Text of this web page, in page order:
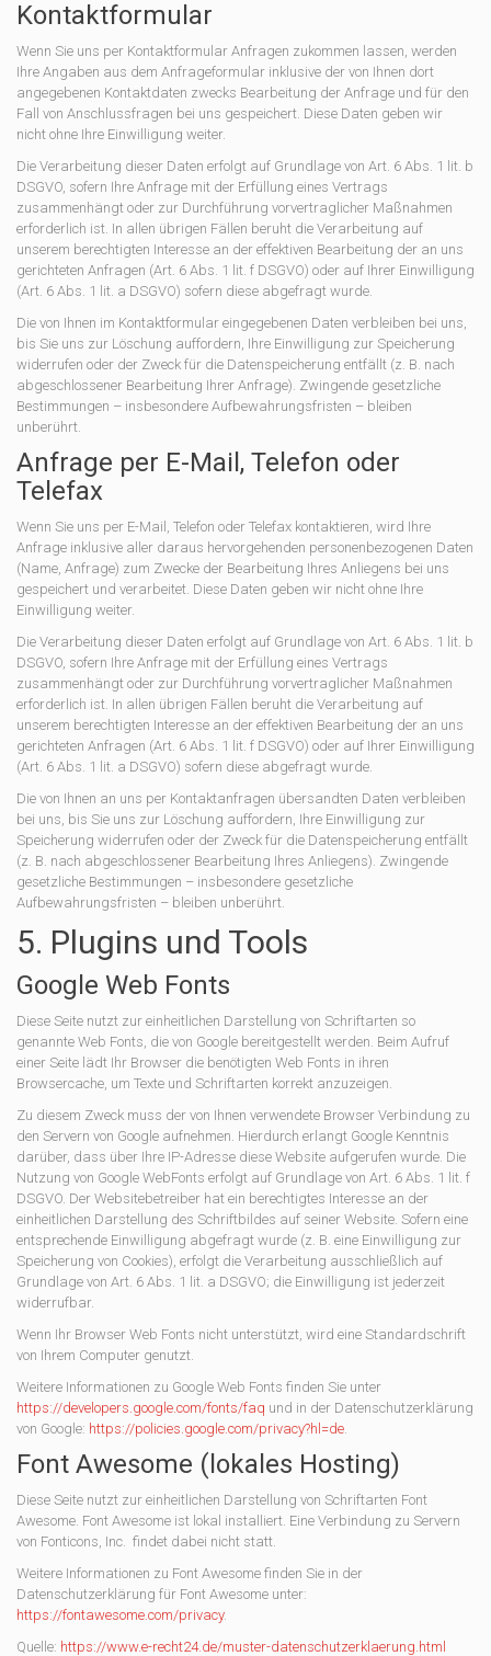
Kontaktformular
Wenn Sie uns per Kontaktformular Anfragen zukommen lassen, werden
Ihre Angaben aus dem Anfrageformular inklusive der von Ihnen dort
angegebenen Kontaktdaten zwecks Bearbeitung der Anfrage und für den
Fall von Anschlussfragen bei uns gespeichert. Diese Daten geben wir
nicht ohne Ihre Einwilligung weiter.
Die Verarbeitung dieser Daten erfolgt auf Grundlage von Art. 6 Abs. 1 lit. b
DSGVO, sofern Ihre Anfrage mit der Erfüllung eines Vertrags
zusammenhängt oder zur Durchführung vorvertraglicher Maßnahmen
erforderlich ist. In allen übrigen Fällen beruht die Verarbeitung auf
unserem berechtigten Interesse an der effektiven Bearbeitung der an uns
gerichteten Anfragen (Art. 6 Abs. 1 lit. f DSGVO) oder auf Ihrer Einwilligung
(Art. 6 Abs. 1 lit. a DSGVO) sofern diese abgefragt wurde.
Die von Ihnen im Kontaktformular eingegebenen Daten verbleiben bei uns,
bis Sie uns zur Löschung auffordern, Ihre Einwilligung zur Speicherung
widerrufen oder der Zweck für die Datenspeicherung entfällt (z. B. nach
abgeschlossener Bearbeitung Ihrer Anfrage). Zwingende gesetzliche
Bestimmungen – insbesondere Aufbewahrungsfristen – bleiben
unberührt.
Anfrage per E-Mail, Telefon oder
Telefax
Wenn Sie uns per E-Mail, Telefon oder Telefax kontaktieren, wird Ihre
Anfrage inklusive aller daraus hervorgehenden personenbezogenen Daten
(Name, Anfrage) zum Zwecke der Bearbeitung Ihres Anliegens bei uns
gespeichert und verarbeitet. Diese Daten geben wir nicht ohne Ihre
Einwilligung weiter.
Die Verarbeitung dieser Daten erfolgt auf Grundlage von Art. 6 Abs. 1 lit. b
DSGVO, sofern Ihre Anfrage mit der Erfüllung eines Vertrags
zusammenhängt oder zur Durchführung vorvertraglicher Maßnahmen
erforderlich ist. In allen übrigen Fällen beruht die Verarbeitung auf
unserem berechtigten Interesse an der effektiven Bearbeitung der an uns
gerichteten Anfragen (Art. 6 Abs. 1 lit. f DSGVO) oder auf Ihrer Einwilligung
(Art. 6 Abs. 1 lit. a DSGVO) sofern diese abgefragt wurde.
Die von Ihnen an uns per Kontaktanfragen übersandten Daten verbleiben
bei uns, bis Sie uns zur Löschung auffordern, Ihre Einwilligung zur
Speicherung widerrufen oder der Zweck für die Datenspeicherung entfällt
(z. B. nach abgeschlossener Bearbeitung Ihres Anliegens). Zwingende
gesetzliche Bestimmungen – insbesondere gesetzliche
Aufbewahrungsfristen – bleiben unberührt.
5. Plugins und Tools
Google Web Fonts
Diese Seite nutzt zur einheitlichen Darstellung von Schriftarten so
genannte Web Fonts, die von Google bereitgestellt werden. Beim Aufruf
einer Seite lädt Ihr Browser die benötigten Web Fonts in ihren
Browsercache, um Texte und Schriftarten korrekt anzuzeigen.
Zu diesem Zweck muss der von Ihnen verwendete Browser Verbindung zu
den Servern von Google aufnehmen. Hierdurch erlangt Google Kenntnis
darüber, dass über Ihre IP-Adresse diese Website aufgerufen wurde. Die
Nutzung von Google WebFonts erfolgt auf Grundlage von Art. 6 Abs. 1 lit. f
DSGVO. Der Websitebetreiber hat ein berechtigtes Interesse an der
einheitlichen Darstellung des Schriftbildes auf seiner Website. Sofern eine
entsprechende Einwilligung abgefragt wurde (z. B. eine Einwilligung zur
Speicherung von Cookies), erfolgt die Verarbeitung ausschließlich auf
Grundlage von Art. 6 Abs. 1 lit. a DSGVO; die Einwilligung ist jederzeit
widerrufbar.
Wenn Ihr Browser Web Fonts nicht unterstützt, wird eine Standardschrift
von Ihrem Computer genutzt.
Weitere Informationen zu Google Web Fonts finden Sie unter
https://developers.google.com/fonts/faq und in der Datenschutzerklärung
von Google: https://policies.google.com/privacy?hl=de.
Font Awesome (lokales Hosting)
Diese Seite nutzt zur einheitlichen Darstellung von Schriftarten Font
Awesome. Font Awesome ist lokal installiert. Eine Verbindung zu Servern
von Fonticons, Inc. findet dabei nicht statt.
Weitere Informationen zu Font Awesome finden Sie in der
Datenschutzerklärung für Font Awesome unter:
https://fontawesome.com/privacy.
Quelle: https://www.e-recht24.de/muster-datenschutzerklaerung.html